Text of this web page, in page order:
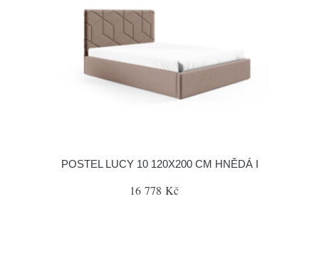
POSTEL LUCY 10 120X200 CM HNĚDÁ I
16 778 Kč